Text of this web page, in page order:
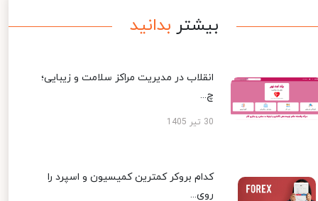
بیشتر بدانید
انقلاب در مدیریت مراکز سلامت و زیبایی؛
چ...
30 تیر 1405
کدام بروکر کمترین کمیسیون و اسپرد را
روی...